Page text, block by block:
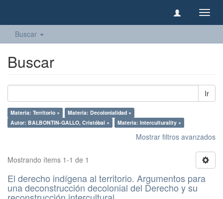
Buscar
Buscar
Ir
Materia: Territorio ×
Materia: Decolonialidad ×
Autor: BALBONTIN-GALLO, Cristóbal ×
Materia: Interculturality ×
Mostrar filtros avanzados
Mostrando ítems 1-1 de 1
El derecho indígena al territorio. Argumentos para
una deconstrucción decolonial del Derecho y su